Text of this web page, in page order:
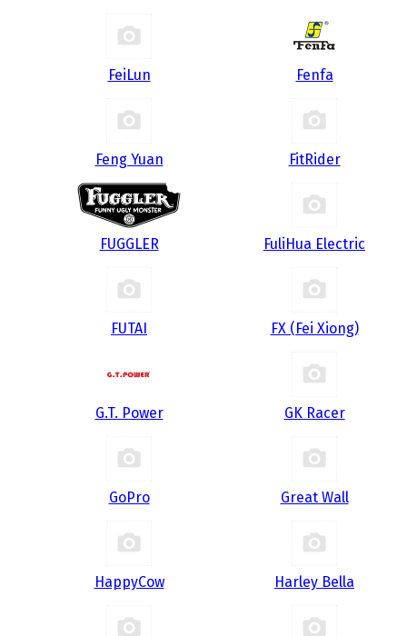
FeiLun Fenfa
Feng Yuan FitRider
FUGGLER FuliHua Electric
FUTAI FX (Fei Xiong)
G.T. Power GK Racer
GoPro Great Wall
HappyCow Harley Bella